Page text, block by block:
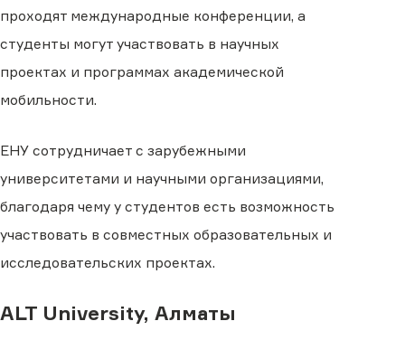
проходят международные конференции, а
студенты могут участвовать в научных
проектах и программах академической
мобильности.
ЕНУ сотрудничает с зарубежными
университетами и научными организациями,
благодаря чему у студентов есть возможность
участвовать в совместных образовательных и
исследовательских проектах.
ALT University, Алматы